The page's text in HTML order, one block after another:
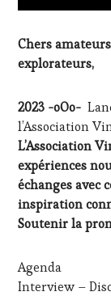
Chers
explorateurs,
2023 -oOo-
l’Association
L’Association
expériences
échanges avec
inspiration
Soutenir la
Agenda
Interview –